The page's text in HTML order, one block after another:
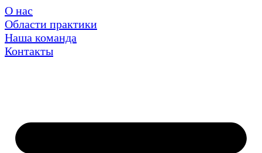
О нас
Области практики
Наша команда
Контакты